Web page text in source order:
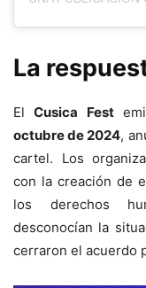
La
ElCusica Fest
octubre de 2024,
cartel. Los
con la creación de
los derechos
desconocían la
cerraron el acuerdo